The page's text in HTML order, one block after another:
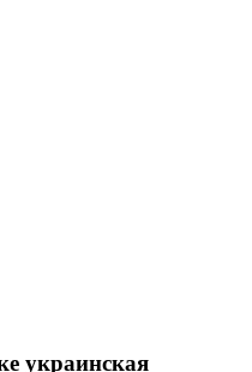
украинская